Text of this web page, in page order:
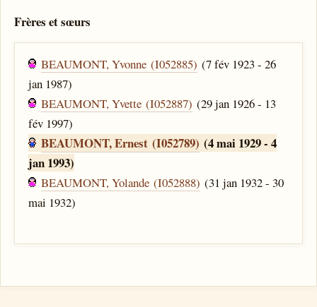
Frères et sœurs
BEAUMONT, Yvonne (I052885) (7 fév 1923 - 26
jan 1987)
BEAUMONT, Yvette (I052887) (29 jan 1926 - 13
fév 1997)
BEAUMONT, Ernest (I052789) (4 mai 1929 - 4
jan 1993)
BEAUMONT, Yolande (I052888) (31 jan 1932 - 30
mai 1932)